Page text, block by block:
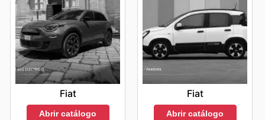
Fiat
Abrir catálogo
Fiat
Abrir catálogo